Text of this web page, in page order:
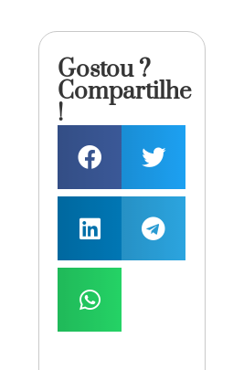
Gostou ?
Compartilhe
!